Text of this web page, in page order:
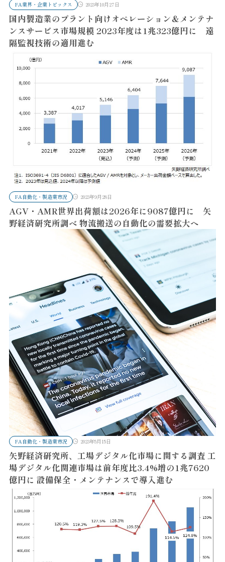
FA業界・企業トピックス 2023年10月27日
国内製造業のプラント向けオペレーション＆メンテナ
ンスサービス市場規模 2023年度は1兆323億円に 遠
隔監視技術の適用進む
FA自動化・製造業市況 2023年9月28日
AGV・AMR世界出荷額は2026年に9087億円に 矢
野経済研究所調べ 物流搬送の自動化の需要拡大へ
FA自動化・製造業市況 2023年5月15日
矢野経済研究所、工場デジタル化市場に関する調査 工
場デジタル化関連市場は前年度比3.4%増の1兆7620
億円に 設備保全・メンテナンスで導入進む